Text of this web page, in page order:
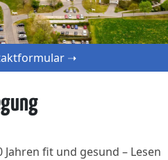
➝
fit und gesund – Lesen